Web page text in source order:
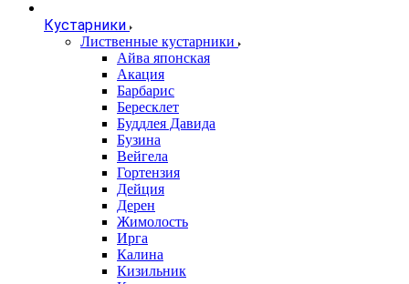
Кустарники
Лиственные кустарники
Айва японская
Акация
Барбарис
Бересклет
Буддлея Давида
Бузина
Вейгела
Гортензия
Дейция
Дерен
Жимолость
Ирга
Калина
Кизильник